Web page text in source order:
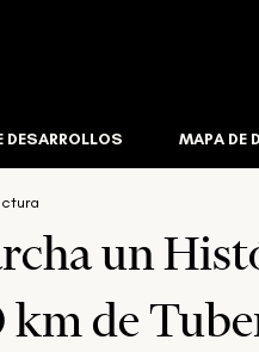
un
de
DESARROLLOS MAPA DE